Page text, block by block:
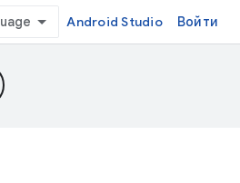
Android Studio Войти